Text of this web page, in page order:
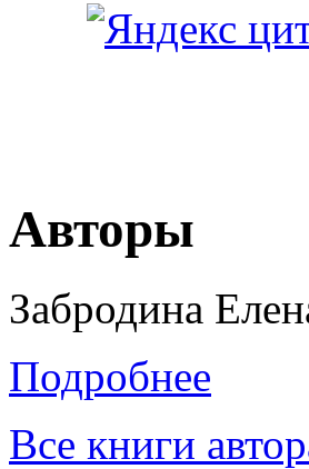
Авторы
Забродина
Подробнее
Все книги